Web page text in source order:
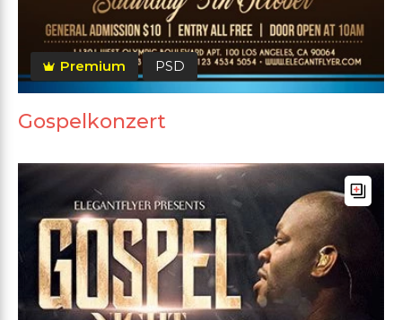
Premium PSD
Gospelkonzert